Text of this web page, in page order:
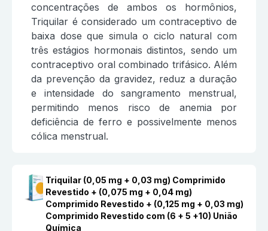
concentrações de ambos os hormônios,
Triquilar é considerado um contraceptivo de
baixa dose que simula o ciclo natural com
três estágios hormonais distintos, sendo um
contraceptivo oral combinado trifásico. Além
da prevenção da gravidez, reduz a duração
e intensidade do sangramento menstrual,
permitindo menos risco de anemia por
deficiência de ferro e possivelmente menos
cólica menstrual.
Triquilar (0,05 mg + 0,03 mg) Comprimido
Revestido + (0,075 mg + 0,04 mg)
Comprimido Revestido + (0,125 mg + 0,03 mg)
Comprimido Revestido com (6 + 5 +10) União
Química